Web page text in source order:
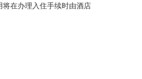
在办理入住手续时由酒店